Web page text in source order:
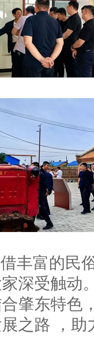
富的民
深受触动
肇东特色
之路 ，